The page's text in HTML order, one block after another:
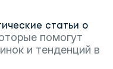
статьи о
помогут
и тенденций в